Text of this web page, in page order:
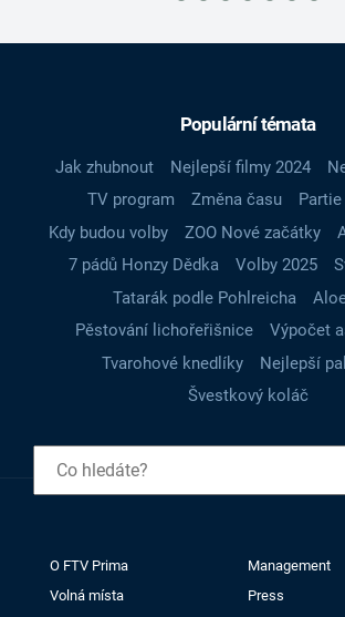
Populární témata
Jak zhubnout Nejlepší filmy 2024
TV program
Změna času Partie
Kdy budou volby
ZOO Nové začátky
7 pádů Honzy Dědka
Volby 2025
Tatarák podle Pohlreicha
Pěstování lichořeřišnice
Výpočet
Tvarohové knedlíky
Nejlepší
Švestkový koláč
O FTV Prima
Management
Volná místa
Press